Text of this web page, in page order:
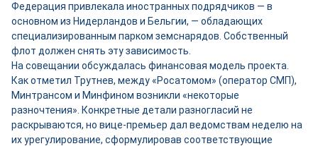
Федерация привлекала иностранных подрядчиков — в
основном из Нидерландов и Бельгии, — обладающих
специализированным парком земснарядов. Собственный
флот должен снять эту зависимость.
На совещании обсуждалась финансовая модель проекта.
Как отметил Трутнев, между «Росатомом» (оператор СМП),
Минтрансом и Минфином возникли «некоторые
разночтения». Конкретные детали разногласий не
раскрываются, но вице-премьер дал ведомствам неделю на
их урегулирование, сформулировав соответствующие